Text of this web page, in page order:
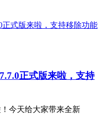
正式版来啦，支持
今天给大家带来全新